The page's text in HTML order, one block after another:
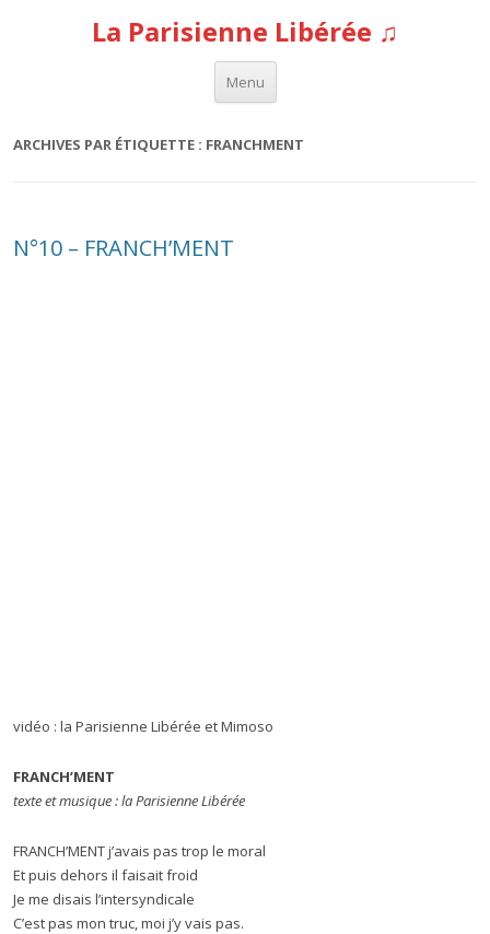
La Parisienne Libérée ♫
Menu
Aller au contenu
ARCHIVES PAR ÉTIQUETTE : FRANCHMENT
N°10 – FRANCH’MENT
vidéo : la Parisienne Libérée et Mimoso
FRANCH’MENT
texte et musique : la Parisienne Libérée
FRANCH’MENT j’avais pas trop le moral
Et puis dehors il faisait froid
Je me disais l’intersyndicale
C’est pas mon truc, moi j’y vais pas.